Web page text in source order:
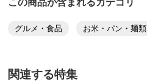
グルメ・食品 お米・パン・麺類
関連する特集